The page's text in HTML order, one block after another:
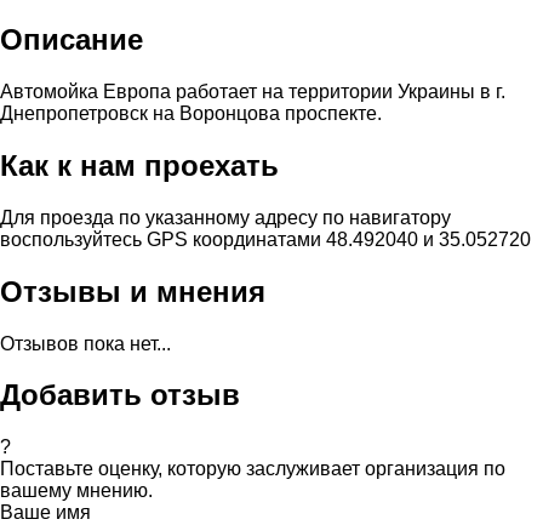
Описание
Автомойка Европа работает на территории Украины в г.
Днепропетровск на Воронцова проспекте.
Как к нам проехать
Для проезда по указанному адресу по навигатору
воспользуйтесь GPS координатами 48.492040 и 35.052720
Отзывы и мнения
Отзывов пока нет...
Добавить отзыв
?
Поставьте оценку, которую заслуживает организация по
вашему мнению.
Ваше имя